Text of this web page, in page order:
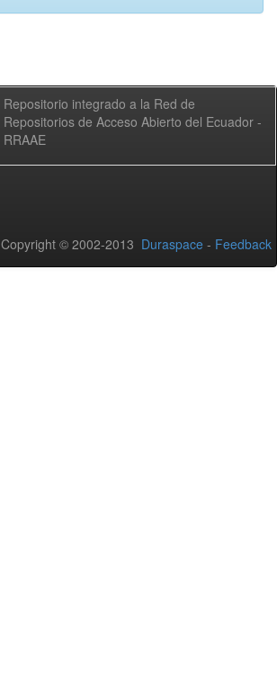
Repositorio integrado a la Red de
Repositorios de Acceso Abierto del Ecuador -
RRAAE
Copyright © 2002-2013 Duraspace - Feedback